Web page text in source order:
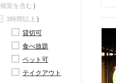
室を含む
3時間以上
貸切可
食べ放題
ペット可
テイクアウト